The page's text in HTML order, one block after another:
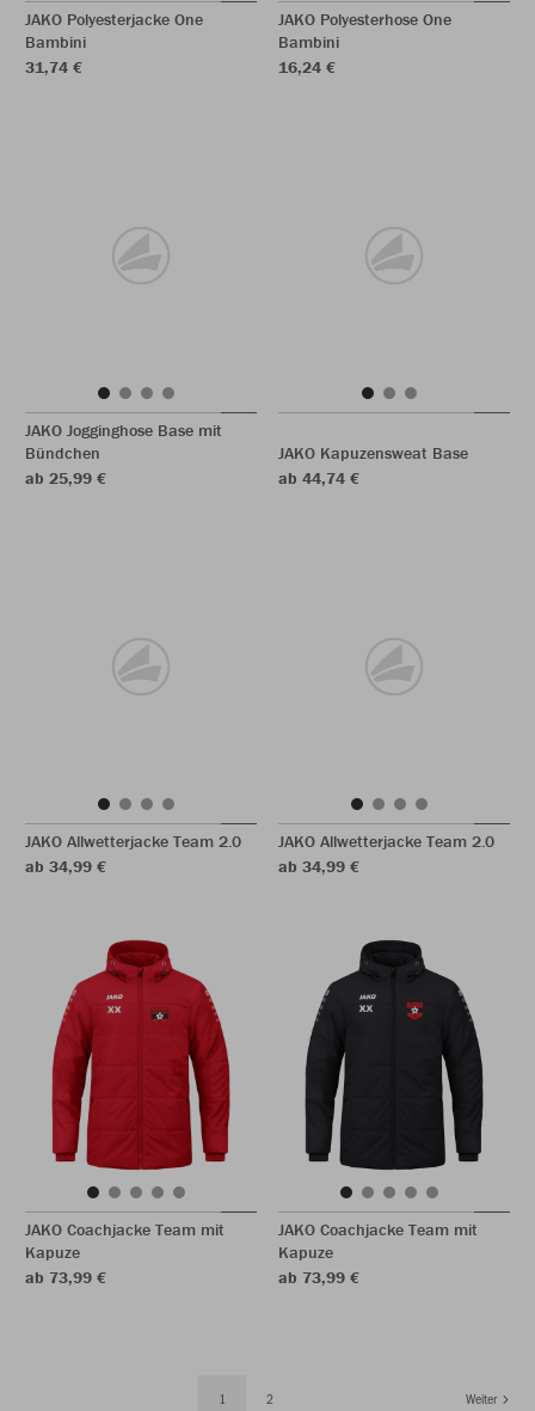
JAKO Polyesterjacke One
Bambini
31,74 €
JAKO Polyesterhose One
Bambini
16,24 €
JAKO Jogginghose Base mit
Bündchen
ab 25,99 €
JAKO Kapuzensweat Base
ab 44,74 €
JAKO Allwetterjacke Team 2.0
ab 34,99 €
JAKO Allwetterjacke Team 2.0
ab 34,99 €
JAKO Coachjacke Team mit
Kapuze
ab 73,99 €
JAKO Coachjacke Team mit
Kapuze
ab 73,99 €
1 2 Weiter